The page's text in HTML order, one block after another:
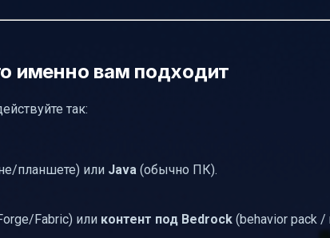
именно вам подходит
так:
планшете) или Java (обычно ПК).
Fabric) или контент под Bedrock (behavior pack /